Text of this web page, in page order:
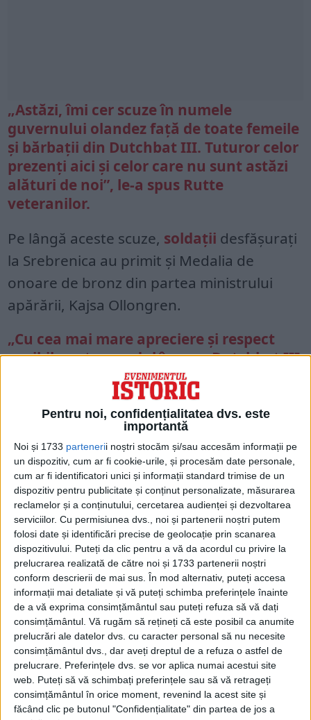
Pentru noi, confidențialitatea dvs. este
importantă
Noi și 1733 partenerii noștri stocăm și/sau accesăm informații pe
un dispozitiv, cum ar fi cookie-urile, și procesăm date personale,
cum ar fi identificatori unici și informații standard trimise de un
dispozitiv pentru publicitate și conținut personalizate, măsurarea
reclamelor și a conținutului, cercetarea audienței și dezvoltarea
serviciilor. Cu permisiunea dvs., noi și partenerii noștri putem
folosi date și identificări precise de geolocație prin scanarea
dispozitivului. Puteți da clic pentru a vă da acordul cu privire la
prelucrarea realizată de către noi și 1733 partenerii noștri
conform descrierii de mai sus. În mod alternativ, puteți accesa
informații mai detaliate și vă puteți schimba preferințele înainte
de a vă exprima consimțământul sau puteți refuza să vă dați
consimțământul. Vă rugăm să rețineți că este posibil ca anumite
prelucrări ale datelor dvs. cu caracter personal să nu necesite
consimțământul dvs., dar aveți dreptul de a refuza o astfel de
prelucrare. Preferințele dvs. se vor aplica numai acestui site
web. Puteți să vă schimbați preferințele sau să vă retrageți
consimțământul în orice moment, revenind la acest site și
făcând clic pe butonul "Confidențialitate" din partea de jos a
„Astăzi, îmi cer scuze în numele
guvernului olandez față de toate femeile
și bărbații din Dutchbat III. Tuturor celor
prezenți aici și celor care nu sunt astăzi
alături de noi”, le-a spus Rutte
veteranilor.
Pe lângă aceste scuze, soldații desfășurați
la Srebrenica au primit și Medalia de
onoare de bronz din partea ministrului
apărării, Kajsa Ollongren.
„Cu cea mai mare apreciere și respect
posibil pentru modul în care Dutchbat III
a continuat să încerce să facă ceea ce
trebuie, în circumstanțe foarte dificile,
chiar și atunci când acest lucru nu mai
era cu adevărat posibil”.
În iulie 1995, pe fondul unei campanii de
genocid din partea forțelor sârbilor
bosniaci, mii de musulmani au fugit într-o
zonă de siguranță a ONU din Srebrenica.